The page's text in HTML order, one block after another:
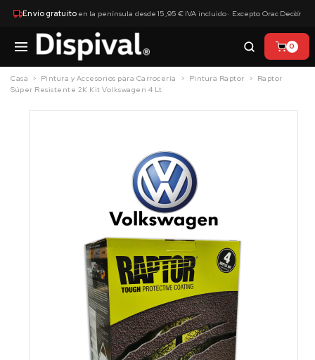
Envío gratuitoen la península desde 15,95 € IVA incluido · Excepto Orac Decor
×
0
Casa Pintura y Accesorios para Carrocería Pintura Raptor
Raptor
Súper Resistente 2K Kit Volkswagen 4 Lt